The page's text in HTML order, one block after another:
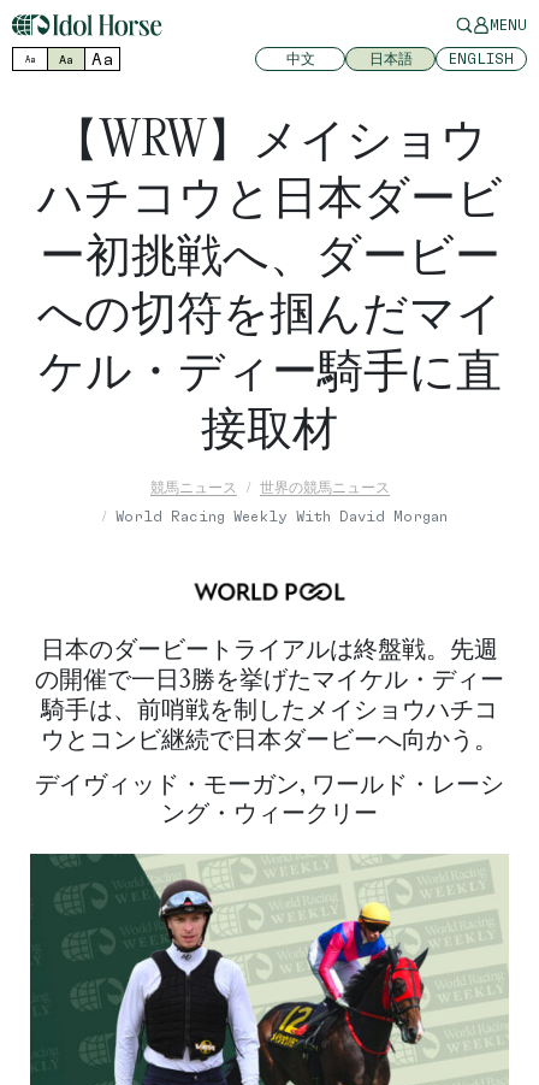
MENU
Aa Aa Aa 中文 日本語 ENGLISH
【WRW】メイショウ
ハチコウと日本ダービ
ー初挑戦へ、ダービー
への切符を掴んだマイ
ケル・ディー騎手に直
接取材
競馬ニュース
世界の競馬ニュース
World Racing Weekly With David Morgan
日本のダービートライアルは終盤戦。先週
の開催で一日3勝を挙げたマイケル・ディー
騎手は、前哨戦を制したメイショウハチコ
ウとコンビ継続で日本ダービーへ向かう。
デイヴィッド・モーガン, ワールド・レーシ
ング・ウィークリー